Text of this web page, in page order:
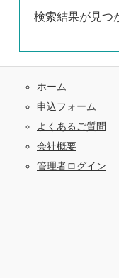
検索結果が見つ
ホーム
申込フォーム
よくあるご質問
会社概要
管理者ログイン